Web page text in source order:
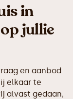
in
jullie
en aanbod
elkaar te
alvast gedaan,